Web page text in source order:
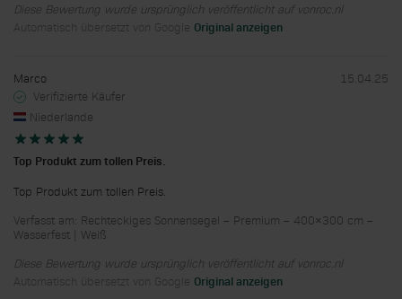
Diese Bewertung wurde ursprünglich veröffentlicht auf vonroc.nl
Automatisch übersetzt von Google Original anzeigen
Marco
Verifizierte Käufer
Niederlande
15.04.25
Top Produkt zum tollen Preis.
Top Produkt zum tollen Preis.
Verfasst am: Rechteckiges Sonnensegel – Premium – 400×300 cm –
Wasserfest | Weiß
Diese Bewertung wurde ursprünglich veröffentlicht auf vonroc.nl
Automatisch übersetzt von Google Original anzeigen